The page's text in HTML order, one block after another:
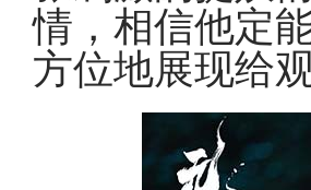
情，相信他定
方位地展现给观